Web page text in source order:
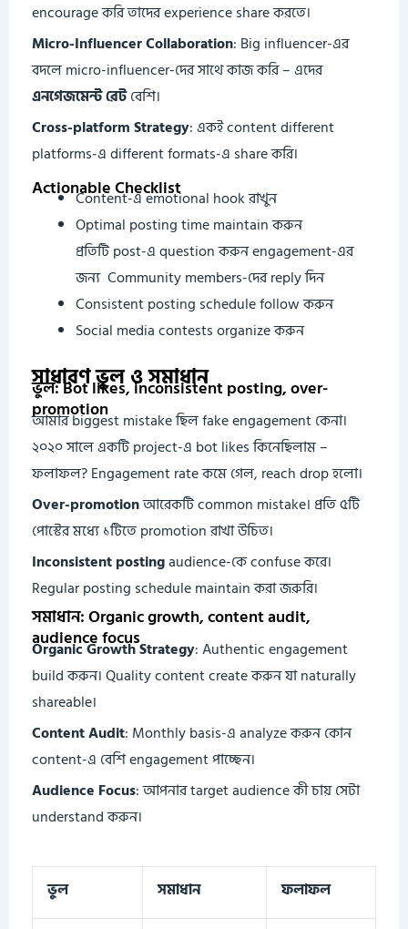
encourage করি তাদের experience share করতে।
Micro-Influencer Collaboration: Big influencer-এর
বদলে micro-influencer-দের সাথে কাজ করি – এদের
এনগেজমেন্ট রেটবেশি।
Cross-platform Strategy: একই content different
platforms-এ different formats-এ share করি।
Actionable Checklist
Content-এ emotional hook রাখুন
Optimal posting time maintain করুন
প্রতিটি post-এ question করুন engagement-এর
জন্য Community members-দের reply দিন
Consistent posting schedule follow করুন
Social media contests organize করুন
সাধারণ ভুল ও সমাধান
ভুল: Bot likes, inconsistent posting, over-
promotion
আমার biggest mistake ছিল fake engagement কেনা।
২০২০ সালে একটি project-এ bot likes কিনেছিলাম –
ফলাফল? Engagement rate কমে গেল, reach drop হলো।
Over-promotionআরেকটি common mistake। প্রতি ৫টি
পোস্টের মধ্যে ১টিতে promotion রাখা উচিত।
Inconsistent postingaudience-কে confuse করে।
Regular posting schedule maintain করা জরুরি।
সমাধান: Organic growth, content audit,
audience focus
Organic Growth Strategy: Authentic engagement
build করুন। Quality content create করুন যা naturally
shareable।
Content Audit: Monthly basis-এ analyze করুন কোন
content-এ বেশি engagement পাচ্ছেন।
Audience Focus: আপনার target audience কী চায় সেটা
understand করুন।
ভুল সমাধান ফলাফল